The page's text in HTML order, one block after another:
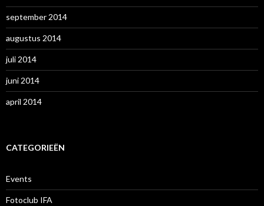
september 2014
augustus 2014
juli 2014
juni 2014
april 2014
CATEGORIEËN
Events
Fotoclub IFA